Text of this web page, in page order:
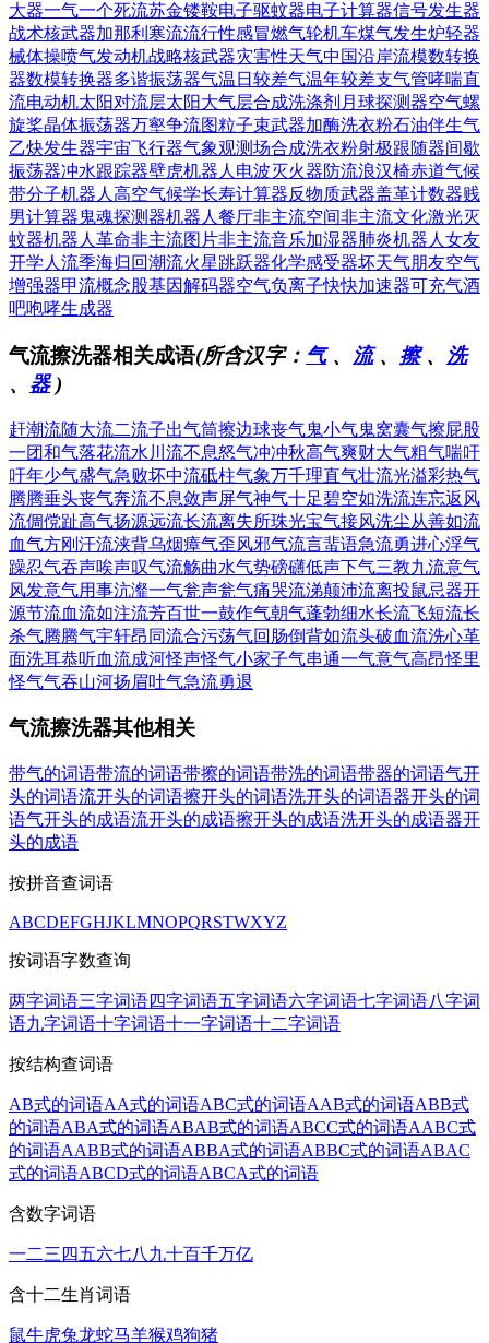
大器一气一个死流苏金镂鞍电子驱蚊器电子计算器信号发生器
战术核武器加那利寒流流行性感冒燃气轮机车煤气发生炉轻器
械体操喷气发动机战略核武器灾害性天气中国沿岸流模数转换
器数模转换器多谐振荡器气温日较差气温年较差支气管哮喘直
流电动机太阳对流层太阳大气层合成洗涤剂 月球探测器空气螺
旋桨晶体振荡器万壑争流图粒子束武器加酶洗衣粉石油伴生气
乙炔发生器宇宙飞行器气象观测场合成洗衣粉射极跟随器间歇
振荡器冲水跟踪器壁虎机器人 电波灭火器防流浪汉椅赤道气候
带分子机器人 高空气候学长寿计算器反物质武器盖革计数器贱
男计算器鬼魂探测器机器人餐厅非主流空间非主流文化激光灭
蚊器机器人革命非主流图片非主流音乐加湿器肺炎机器人女友
开学人流季海归回潮流火星跳跃器化学感受器坏天气朋友空气
增强器甲流概念股基因解码器空气负离子快快加速器可充气酒
吧咆哮生成器
气流擦洗器相关成语(所含汉字： 气、 流、 擦、 洗
、 器)
赶潮流随大流二流子出气筒擦边球丧气鬼小气鬼窝囊气擦屁股
一团和气落花流水 川流不息怒气冲冲秋高气爽财大气粗气喘吁
吁年少气盛气急败坏中流砥柱气象万千理直气壮流光溢彩热气
腾腾垂头丧气奔流不息敛声屏气神气十足碧空如洗流连忘返 风
流倜傥趾高气扬源远流长流离失所珠光宝气接风洗尘从善如流
血气方刚 汗流浃背乌烟瘴气歪风邪气流言蜚语急流勇进心浮气
躁忍气吞声唉声叹气流觞曲水气势磅礴低声下气三教九流意气
风发意气用事沆瀣一气瓮声瓮气痛哭流涕颠沛流离投鼠忌器开
源节流血流如注流芳百世一鼓作气朝气蓬勃细水长流飞短流长
杀气腾腾气宇轩昂 同流合污荡气回肠倒背如流头破血流洗心革
面洗耳恭听血流成河怪声怪气小家子气串通一气意气高昂怪里
怪气气吞山河扬眉吐气急流勇退
气流擦洗器其他相关
带气的词语带流的词语带擦的词语带洗的词语带器的词语气开
头的词语流开头的词语擦开头的词语洗开头的词语器开头的词
语气开头的成语流开头的成语擦开头的成语洗开头的成语器开
头的成语
按拼音查词语
ABCDEFGHJKLMNOPQRSTWXYZ
按词语字数查询
两字词语三字词语四字词语五字词语六字词语七字词语八字词
语九字词语十字词语十一字词语十二字词语
按结构查词语
AB式的词语AA式的词语ABC式的词语AAB式的词语ABB式
的词语ABA式的词语ABAB式的词语ABCC式的词语AABC式
的词语AABB式的词语ABBA式的词语ABBC式的词语ABAC
式的词语ABCD式的词语ABCA式的词语
含数字词语
一二三 四五六七八 九十百千万亿
含十二生肖词语
鼠牛虎兔龙蛇马羊猴鸡狗猪